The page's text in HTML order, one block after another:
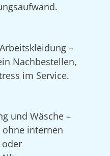
–
Nachbestellen,
im Service.
und Wäsche –
internen